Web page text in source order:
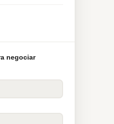
negociar